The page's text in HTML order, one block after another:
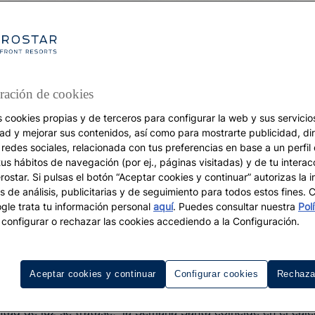
VACACIONES
mejores destinos
Semana Santa
de luz se tratase, la Semana Santa coincide en el
de cookies
cookies propias y de terceros para configurar la web y sus
y mejorar sus contenidos, así como para mostrarte publicidad,
sociales, relacionada con tus preferencias en base a un perfil
hábitos de navegación (por ej., páginas visitadas) y de tu
Si pulsas el botón “Aceptar cookies y continuar” autorizas la
de análisis, publicitarias y de seguimiento para todos estos fines.
trata tu información personal aquí. Puedes consultar nuestra
o rechazar las cookies accediendo a la Configuración.
Configurar cookies
Aceptar cookies y continuar